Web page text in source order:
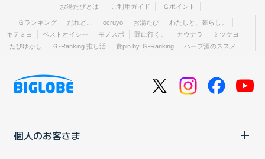
お湯たびとは ご利用ガイド Ｇポイント
Ｇランキング だれどこ ocruyo お湯たび
わたしと、暮らし。
キテミヨ
ベストオイシー モノスポ 野に行く。 カウナラ
ミツケヨ
たびゆかし
Ｇ-Ranking 推し活 食pin by Ｇ-Ranking ハーブ酒のススメ
個人のお客さま